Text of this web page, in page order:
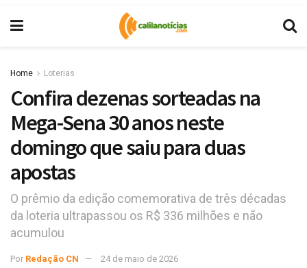
Home Loterias
Confira dezenas sorteadas na
Mega-Sena 30 anos neste
domingo que saiu para duas
apostas
O prêmio da edição comemorativa de três décadas
da loteria ultrapassou os R$ 336 milhões e não
acumulou
Por Redação CN 24 de maio de 2026